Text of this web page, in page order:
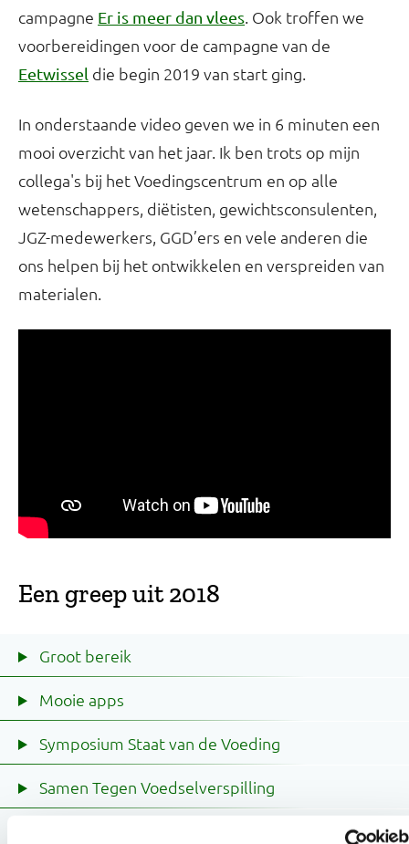
campagne Er is meer dan vlees. Ook troffen we
voorbereidingen voor de campagne van de
Eetwissel die begin 2019 van start ging.
In onderstaande video geven we in 6 minuten een
mooi overzicht van het jaar. Ik ben trots op mijn
collega's bij het Voedingscentrum en op alle
wetenschappers, diëtisten, gewichtsconsulenten,
JGZ-medewerkers, GGD’ers en vele anderen die
ons helpen bij het ontwikkelen en verspreiden van
materialen.
Een greep uit 2018
Groot bereik
Mooie apps
Symposium Staat van de Voeding
Samen Tegen Voedselverspilling